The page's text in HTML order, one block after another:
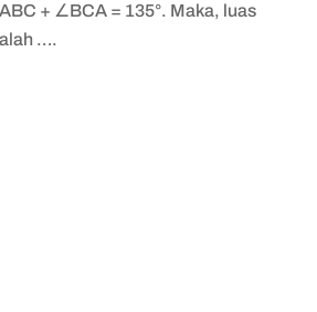
+ ∠BCA = 135°. Maka, luas
….